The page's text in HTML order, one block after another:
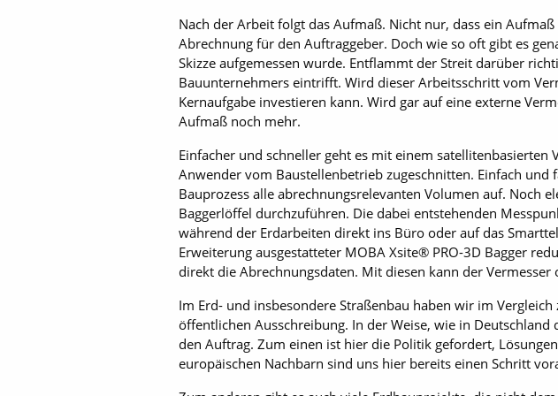
Nach der Arbeit folgt das Aufmaß. Nicht nur, dass ein
Abrechnung für den Auftraggeber. Doch wie so oft gibt es
Skizze aufgemessen wurde. Entflammt der Streit darüber
Bauunternehmers eintrifft. Wird dieser Arbeitsschritt vom
Kernaufgabe investieren kann. Wird gar auf eine externe
Aufmaß noch mehr.
Einfacher und schneller geht es mit einem satellitenbasierten
Anwender vom Baustellenbetrieb zugeschnitten. Einfach
Bauprozess alle abrechnungsrelevanten Volumen auf. Noch
Baggerlöffel durchzuführen. Die dabei entstehenden
während der Erdarbeiten direkt ins Büro oder auf das
Erweiterung ausgestatteter MOBA Xsite® PRO-3D Bagger
direkt die Abrechnungsdaten. Mit diesen kann der
Im Erd- und insbesondere Straßenbau haben wir im
öffentlichen Ausschreibung. In der Weise, wie in
den Auftrag. Zum einen ist hier die Politik gefordert,
europäischen Nachbarn sind uns hier bereits einen Schritt